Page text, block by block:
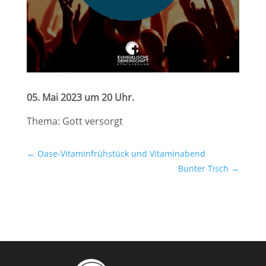
05. Mai 2023 um 20 Uhr.
Thema: Gott versorgt
← Oase-Vitaminfrühstück und Vitaminabend
Bunter Tisch →